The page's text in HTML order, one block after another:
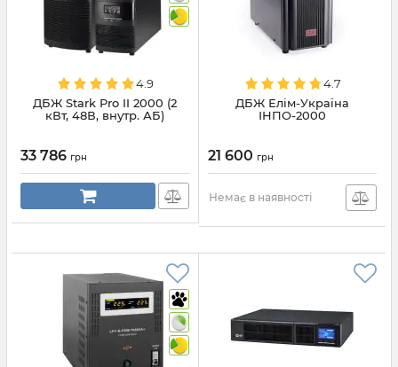
4.9
ДБЖ Stark Pro II 2000 (2
кВт, 48В, внутр. АБ)
33 786 грн
4.7
ДБЖ Елім-Україна
ІНПО-2000
21 600 грн
Немає в наявності